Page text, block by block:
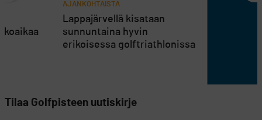
AJANKOHTAISTA
Lappajärvellä kisataan
sunnuntaina hyvin
erikoisessa golftriathlonissa
Tilaa Golfpisteen uutiskirje